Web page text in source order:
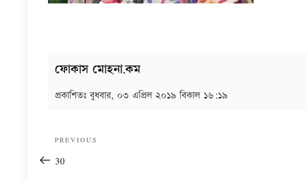
ফোকাস মোহনা.কম
প্রকাশিতঃবুধবার, ০৩ এপ্রিল ২০১৯ বিকাল ১৬:১৯
Previous
Post
PREVIOUS
30